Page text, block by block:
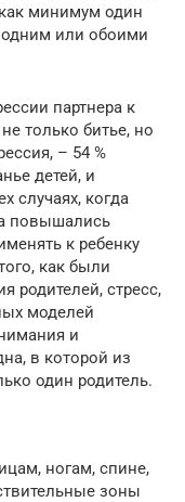
минимум один
одним или обоими
партнера к
только битье, но
– 54 %
детей, и
случаях, когда
повышались
к ребенку
как были
родителей, стресс,
моделей
и
в которой из
один родитель.
ногам, спине,
зоны